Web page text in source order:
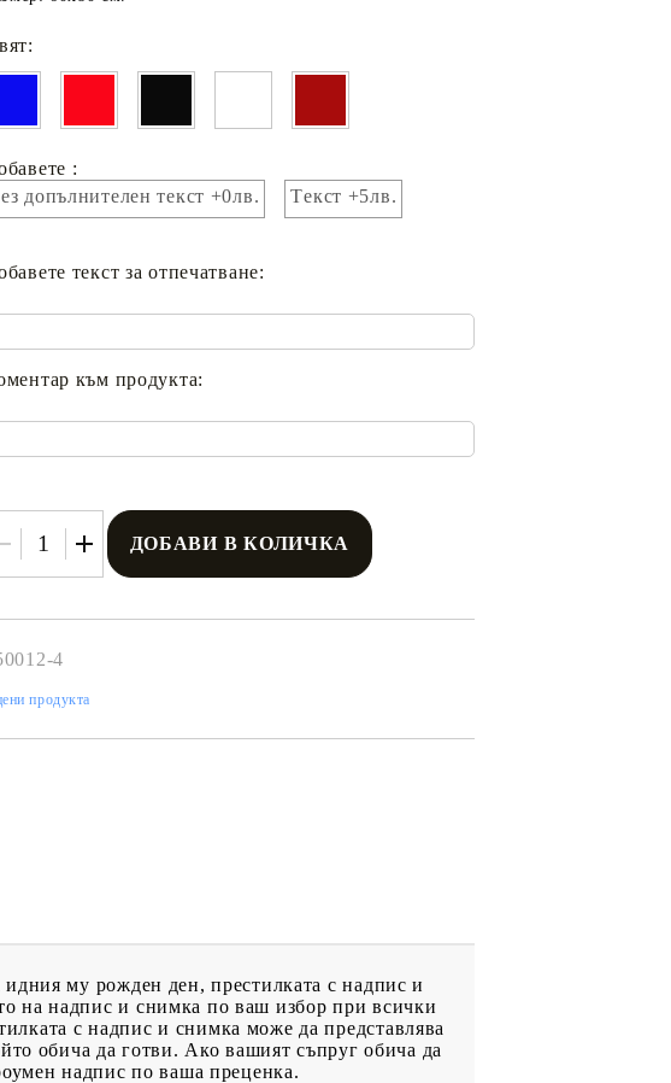
:
допълнителен текст +0лв.
Tекст +5лв.
текст за отпечатване:
към продукта:
4
продукта
му рожден ден, престилката с надпис и
на надпис и снимка по ваш избор при всички
с надпис и снимка може да представлява
обича да готви. Ако вашият съпруг обича да
надпис по ваша преценка.